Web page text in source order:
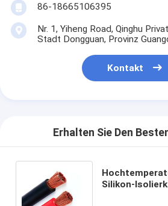
86-18665106395
Nr. 1, Yiheng Road, Qinghu
Stadt Dongguan, Provinz
Kontakt
Erhalten Sie Den
Silikon-